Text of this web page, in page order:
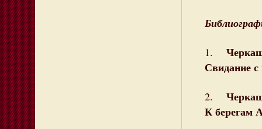
1.
Свидание
2.
К берегам